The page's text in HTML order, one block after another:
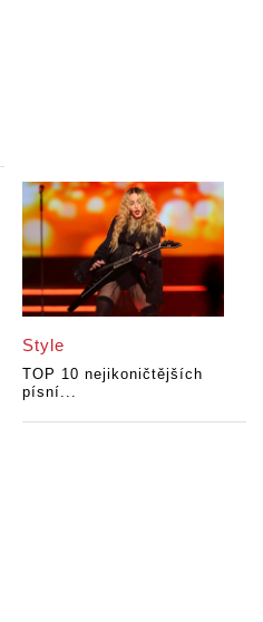
Style
TOP 10 nejikoničtějších
písní...